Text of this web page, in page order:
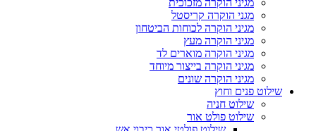
מגיני הוקרה מזכוכית
מגני הוקרה קריסטל
מגיני הוקרה לכוחות הביטחון
מגיני הוקרה מעץ
מגיני הוקרה מוארים לד
מגיני הוקרה בייצור מיוחד
מגיני הוקרה שונים
שילוט פנים וחוץ
שילוט חניה
שילוט פולט אור